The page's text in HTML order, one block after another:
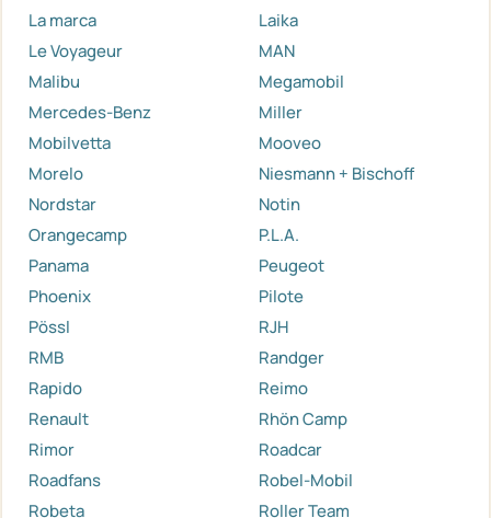
La marca
Laika
Le Voyageur
MAN
Malibu
Megamobil
Mercedes-Benz
Miller
Mobilvetta
Mooveo
Morelo
Niesmann + Bischoff
Nordstar
Notin
Orangecamp
P.L.A.
Panama
Peugeot
Phoenix
Pilote
Pössl
RJH
RMB
Randger
Rapido
Reimo
Renault
Rhön Camp
Rimor
Roadcar
Roadfans
Robel-Mobil
Robeta
Roller Team